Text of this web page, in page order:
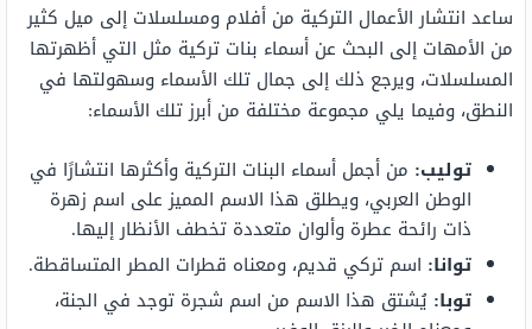
ساعد انتشار الأعمال التركية من أفلام ومسلسلات إلى ميل كثير
من الأمهات إلى البحث عن أسماء بنات تركية مثل التي أظهرتها
المسلسلات، ويرجع ذلك إلى جمال تلك الأسماء وسهولتها في
النطق، وفيما يلي مجموعة مختلفة من أبرز تلك الأسماء:
توليب: من أجمل أسماء البنات التركية وأكثرها انتشارًا في
الوطن العربي، ويطلق هذا الاسم المميز على اسم زهرة
ذات رائحة عطرة وألوان متعددة تخطف الأنظار إليها.
توانا: اسم تركي قديم، ومعناه قطرات المطر المتساقطة.
توبا: يُشتق هذا الاسم من اسم شجرة توجد في الجنة،